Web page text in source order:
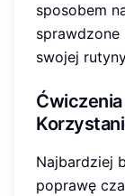
sposobem
sprawdzone
swojej
Najbardziej
poprawę